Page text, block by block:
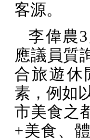
客源。
李偉農3
應議員質
合旅遊休
素，例如
市美食之
+美食、